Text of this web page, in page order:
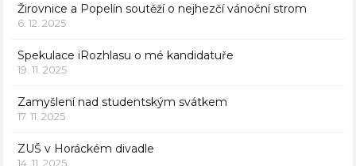
Žirovnice a Popelín soutěží o nejhezčí vánoční strom
6. 12. 2025
Spekulace iRozhlasu o mé kandidatuře
19. 11. 2025
Zamyšlení nad studentským svátkem
17. 11. 2025
ZUŠ v Horáckém divadle
14. 11. 2025